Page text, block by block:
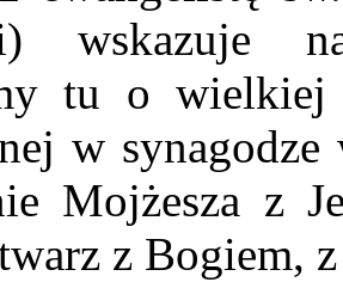
wskazuje
tu o wielkiej
w
Mojżesza z
z Bogiem,